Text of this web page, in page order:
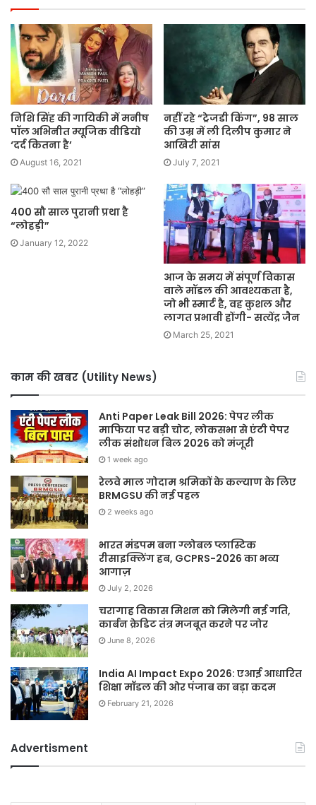
निशि सिंह की गायिकी में मनीष
पॉल अभिनीत म्यूजिक वीडियो
‘दर्द कितना है’
August 16, 2021
नहीं रहे “ट्रेजडी किंग”, 98 साल
की उम्र में ली दिलीप कुमार ने
आखिरी सांस
July 7, 2021
400 सौ साल पुरानी प्रथा है
“लोहड़ी”
January 12, 2022
आज के समय में संपूर्ण विकास
वाले मॉडल की आवश्यकता है,
जो भी स्मार्ट है, वह कुशल और
लागत प्रभावी होंगी- सत्येंद्र जैन
March 25, 2021
काम की खबर (Utility News)
Anti Paper Leak Bill 2026: पेपर लीक
माफिया पर बड़ी चोट, लोकसभा से एंटी पेपर
लीक संशोधन बिल 2026 को मंजूरी
1 week ago
रेलवे माल गोदाम श्रमिकों के कल्याण के लिए
BRMGSU की नई पहल
2 weeks ago
भारत मंडपम बना ग्लोबल प्लास्टिक
रीसाइक्लिंग हब, GCPRS-2026 का भव्य
आगाज़
July 2, 2026
चरागाह विकास मिशन को मिलेगी नई गति,
कार्बन क्रेडिट तंत्र मजबूत करने पर जोर
June 8, 2026
India AI Impact Expo 2026: एआई आधारित
शिक्षा मॉडल की ओर पंजाब का बड़ा कदम
February 21, 2026
Advertisment